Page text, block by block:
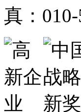
真：010-